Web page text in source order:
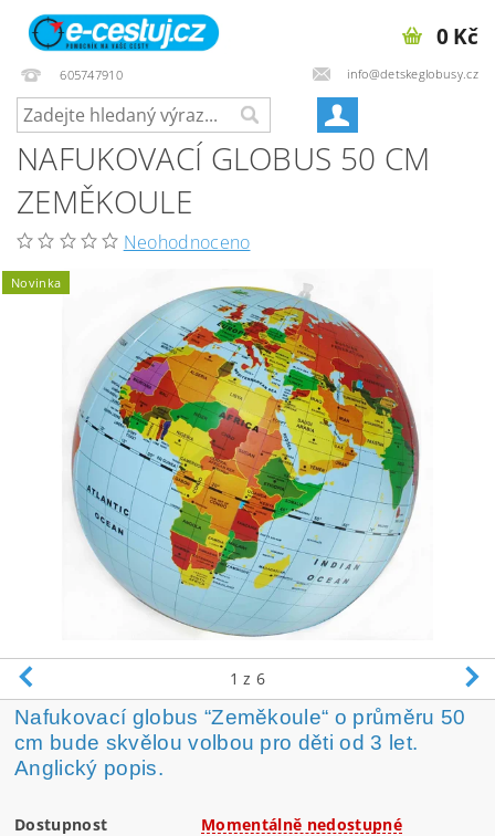
605747910 info@detskeglobusy.cz
0 Kč
NAFUKOVACÍ GLOBUS 50 CM
ZEMĚKOULE
Neohodnoceno
Novinka
1 z 6
Nafukovací globus “Zeměkoule“ o průměru 50
cm bude skvělou volbou pro děti od 3 let.
Anglický popis.
Dostupnost Momentálně nedostupné